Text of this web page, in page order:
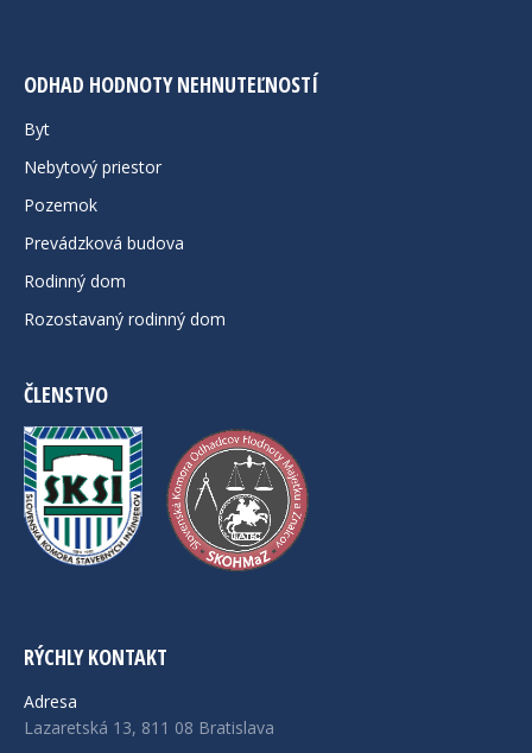
ODHAD HODNOTY NEHNUTEĽNOSTÍ
Byt
Nebytový priestor
Pozemok
Prevádzková budova
Rodinný dom
Rozostavaný rodinný dom
ČLENSTVO
RÝCHLY KONTAKT
Adresa
Lazaretská 13, 811 08 Bratislava